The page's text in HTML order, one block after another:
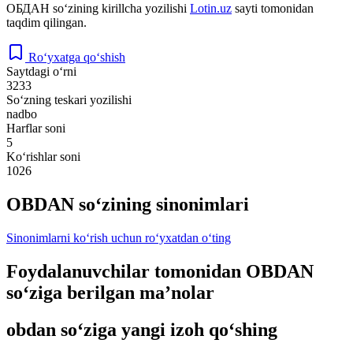
ОБДАН so‘zining kirillcha yozilishi Lotin.uz sayti tomonidan
taqdim qilingan.
Ro‘yxatga qo‘shish
Saytdagi o‘rni
3233
So‘zning teskari yozilishi
nadbo
Harflar soni
5
Ko‘rishlar soni
1026
OBDAN so‘zining sinonimlari
Sinonimlarni ko‘rish uchun ro‘yxatdan o‘ting
Foydalanuvchilar tomonidan OBDAN
so‘ziga berilgan ma’nolar
obdan so‘ziga yangi izoh qo‘shing